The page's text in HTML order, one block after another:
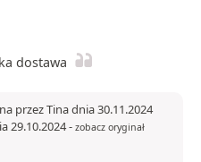
dostawa
przez Tina dnia 30.11.2024
29.10.2024- zobacz oryginał